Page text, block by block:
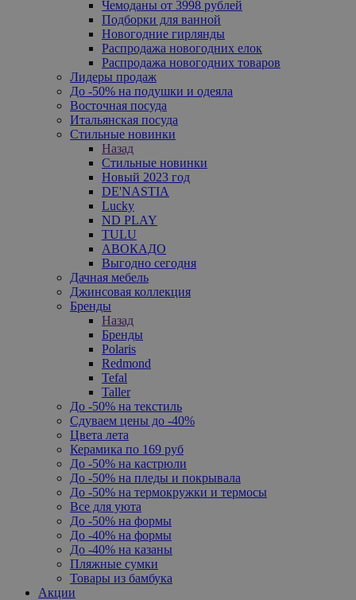
Чемоданы от 3998 рублей
Подборки для ванной
Новогодние гирлянды
Распродажа новогодних елок
Распродажа новогодних товаров
Лидеры продаж
До -50% на подушки и одеяла
Восточная посуда
Итальянская посуда
Стильные новинки
Назад
Стильные новинки
Новый 2023 год
DE'NASTIA
Lucky
ND PLAY
TULU
АВОКАДО
Выгодно сегодня
Дачная мебель
Джинсовая коллекция
Бренды
Назад
Бренды
Polaris
Redmond
Tefal
Taller
До -50% на текстиль
Сдуваем цены до -40%
Цвета лета
Керамика по 169 руб
До -50% на кастрюли
До -50% на пледы и покрывала
До -50% на термокружки и термосы
Все для уюта
До -50% на формы
До -40% на формы
До -40% на казаны
Пляжные сумки
Товары из бамбука
Акции